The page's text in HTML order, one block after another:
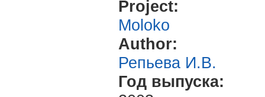
Project:
Moloko
Author:
Репьева И.В.
Год выпуска: